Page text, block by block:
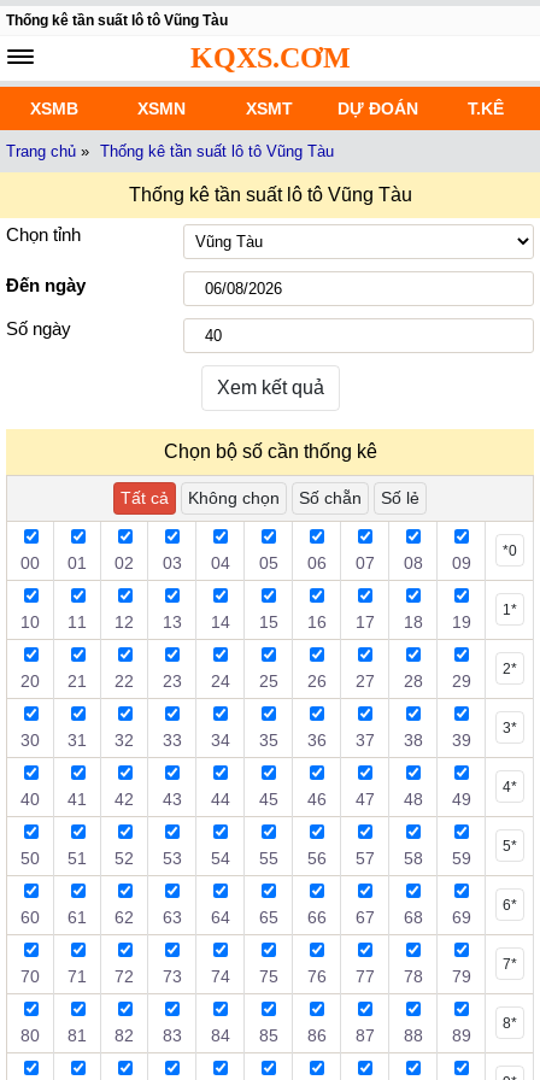
Thống kê tần suất lô tô Vũng Tàu
KQXS.CƠM
XSMB XSMN XSMT DỰ ĐOÁN T.KÊ
Trang chủ » Thống kê tần suất lô tô Vũng Tàu
Thống kê tần suất lô tô Vũng Tàu
Chọn tỉnh
Đến ngày
Số ngày
Xem kết quả
Chọn bộ số cần thống kê
Tất cả Không chọn Số chẵn Số lẻ
00 01 02 03 04 05 06 07 08 09
*0
10 11 12 13 14 15 16 17 18 19
1*
20 21 22 23 24 25 26 27 28 29
2*
30 31 32 33 34 35 36 37 38 39
3*
40 41 42 43 44 45 46 47 48 49
4*
50 51 52 53 54 55 56 57 58 59
5*
60 61 62 63 64 65 66 67 68 69
6*
70 71 72 73 74 75 76 77 78 79
7*
80 81 82 83 84 85 86 87 88 89
8*